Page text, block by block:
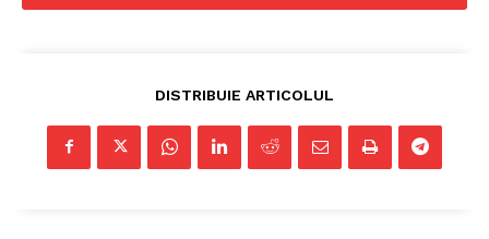
DISTRIBUIE ARTICOLUL